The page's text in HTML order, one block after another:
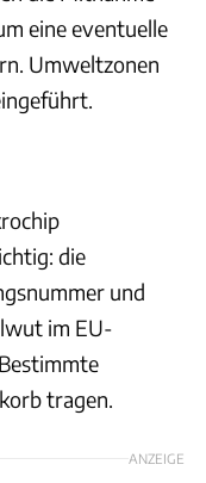
eine eventuelle
Umweltzonen
die
und
im EU-
tragen.
ANZEIGE